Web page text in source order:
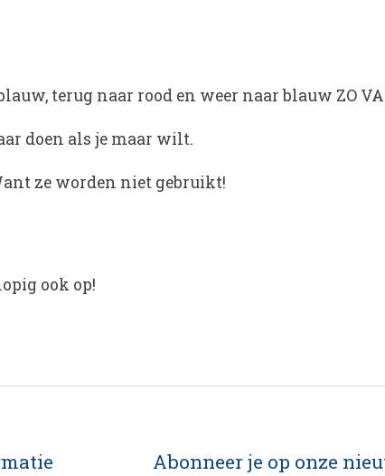
terug naar rood en weer naar blauw ZO
doen als je maar wilt.
ze worden niet gebruikt!
ook op!
Abonneer je op onze